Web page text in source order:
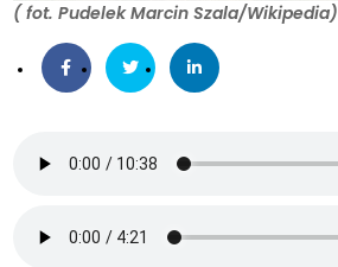
( fot. Pudelek Marcin Szala/Wikipedia)